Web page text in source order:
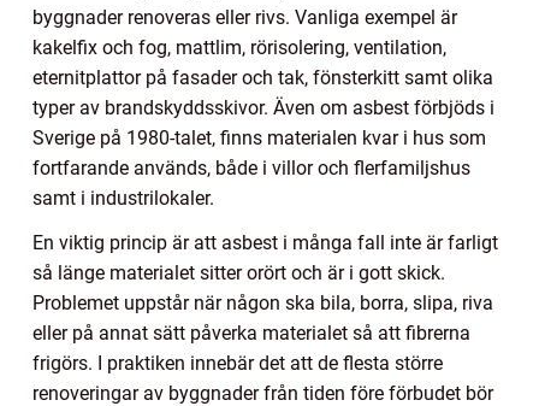
byggnader renoveras eller rivs. Vanliga exempel är
kakelfix och fog, mattlim, rörisolering, ventilation,
eternitplattor på fasader och tak, fönsterkitt samt olika
typer av brandskyddsskivor. Även om asbest förbjöds i
Sverige på 1980-talet, finns materialen kvar i hus som
fortfarande används, både i villor och flerfamiljshus
samt i industrilokaler.
En viktig princip är att asbest i många fall inte är farligt
så länge materialet sitter orört och är i gott skick.
Problemet uppstår när någon ska bila, borra, slipa, riva
eller på annat sätt påverka materialet så att fibrerna
frigörs. I praktiken innebär det att de flesta större
renoveringar av byggnader från tiden före förbudet bör